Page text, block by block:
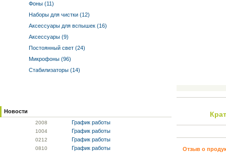
Фоны (11)
Наборы для чистки (12)
Аксессуары для вспышек (16)
Аксессуары (9)
Постоянный свет (24)
Микрофоны (96)
Стабилизаторы (14)
Новости
2008 График работы
1004 График работы
0212 График работы
0810 График работы Отзыв о